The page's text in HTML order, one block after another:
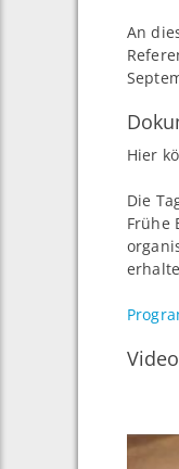
An
Hier
Die
Frühe